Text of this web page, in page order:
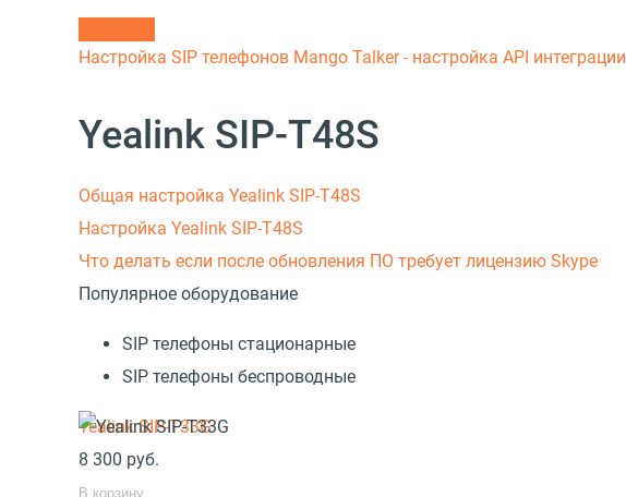
Настройка SIP телефонов Mango Talker - настройка API интеграции
Yealink SIP-T48S
Общая настройка Yealink SIP-T48S
Настройка Yealink SIP-T48S
Что делать если после обновления ПО требует лицензию Skype
Популярное оборудование
SIP телефоны стационарные
SIP телефоны беспроводные
Yealink SIP-T33G
8 300 руб.
В корзину